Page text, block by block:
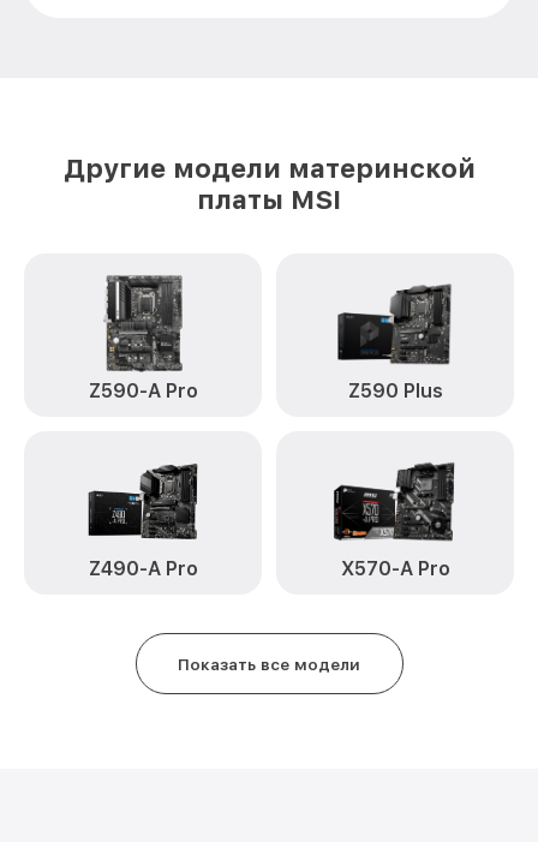
Другие модели материнской
платы MSI
Z590-A Pro Z590 Plus
Z490-A Pro X570-A Pro
Показать все модели